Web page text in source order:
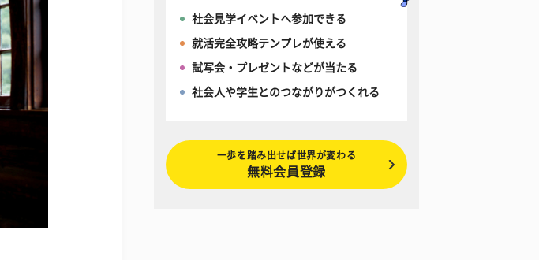
社会見学イベントへ参加できる
就活完全攻略テンプレが使える
試写会・プレゼントなどが当たる
社会人や学生とのつながりがつくれる
一歩を踏み出せば世界が変わる
無料会員登録